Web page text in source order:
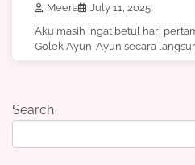
Meera
July 11, 2025
Aku masih ingat betul hari
Golek Ayun-Ayun secara
Search